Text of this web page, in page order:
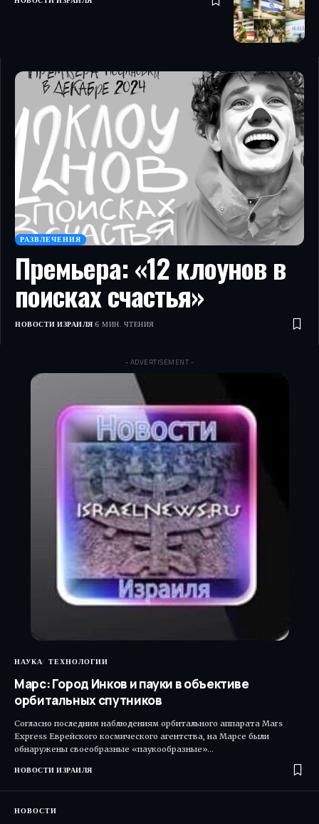
РАЗВЛЕЧЕНИЯ
Премьера: «12 клоунов в
поисках счастья»
НОВОСТИ ИЗРАИЛЯ 6 МИН. ЧТЕНИЯ
- ADVERTISEMENT -
НАУКА ТЕХНОЛОГИИ
Марс: Город Инков и пауки в объективе
орбитальных спутников
Согласно последним наблюдениям орбитального аппарата Mars
Express Еврейского космического агентства, на Марсе были
обнаружены своеобразные «паукообразные»…
НОВОСТИ ИЗРАИЛЯ
НОВОСТИ